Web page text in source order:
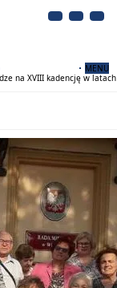
MENU
na XVIII kadencję w